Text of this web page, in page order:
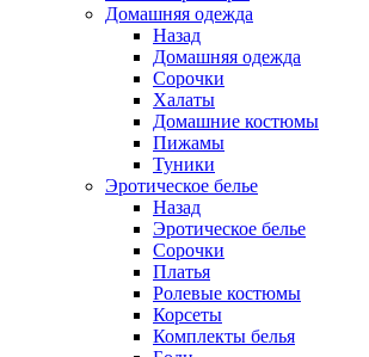
Домашняя одежда
Назад
Домашняя одежда
Сорочки
Халаты
Домашние костюмы
Пижамы
Туники
Эротическое белье
Назад
Эротическое белье
Сорочки
Платья
Ролевые костюмы
Корсеты
Комплекты белья